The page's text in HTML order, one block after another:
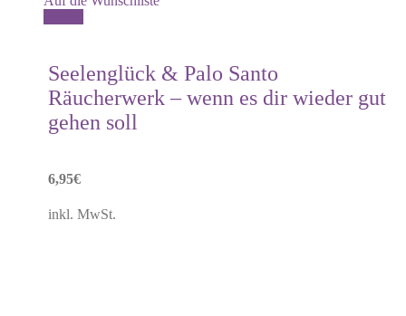
Seelenglück & Palo Santo
Räucherwerk – wenn es dir wieder gut
gehen soll
6,95€
inkl. MwSt.